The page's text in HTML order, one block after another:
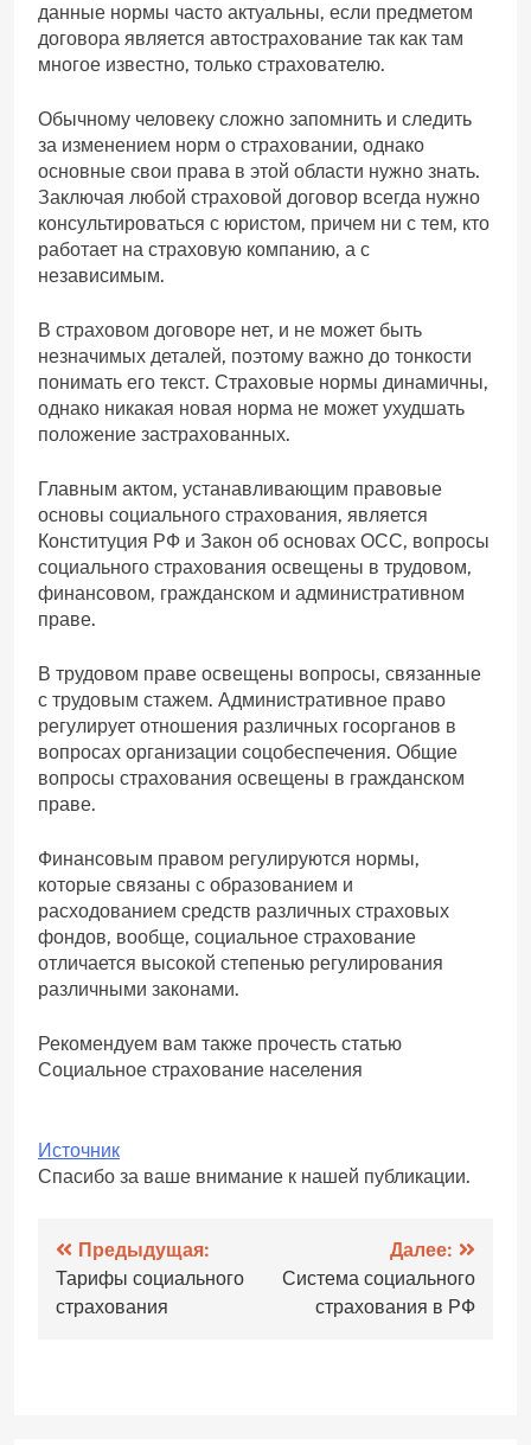
данные нормы часто актуальны, если предметом
договора является автострахование так как там
многое известно, только страхователю.
Обычному человеку сложно запомнить и следить
за изменением норм о страховании, однако
основные свои права в этой области нужно знать.
Заключая любой страховой договор всегда нужно
консультироваться с юристом, причем ни с тем, кто
работает на страховую компанию, а с
независимым.
В страховом договоре нет, и не может быть
незначимых деталей, поэтому важно до тонкости
понимать его текст. Страховые нормы динамичны,
однако никакая новая норма не может ухудшать
положение застрахованных.
Главным актом, устанавливающим правовые
основы социального страхования, является
Конституция РФ и Закон об основах ОСС, вопросы
социального страхования освещены в трудовом,
финансовом, гражданском и административном
праве.
В трудовом праве освещены вопросы, связанные
с трудовым стажем. Административное право
регулирует отношения различных госорганов в
вопросах организации соцобеспечения. Общие
вопросы страхования освещены в гражданском
праве.
Финансовым правом регулируются нормы,
которые связаны с образованием и
расходованием средств различных страховых
фондов, вообще, социальное страхование
отличается высокой степенью регулирования
различными законами.
Рекомендуем вам также прочесть статью
Социальное страхование населения
Источник
Спасибо за ваше внимание к нашей публикации.
Навигация
по
Предыдущая:
Тарифы социального
страхования
Далее:
Система социального
страхования в РФ